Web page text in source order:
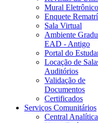
Mural Eletrônico
Enquete
Sala Virtual
Ambiente
EAD - Antigo
Portal do
Locação de
Auditórios
Validação de
Documentos
Certificados
Serviços Comunitários
Central Analítica